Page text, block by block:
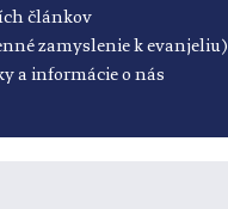
článkov
zamyslenie k evanjeliu)
a informácie o nás